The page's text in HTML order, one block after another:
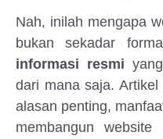
Nah, inilah mengapa
bukan sekadar
informasi resmi
dari mana saja.
alasan penting,
membangun